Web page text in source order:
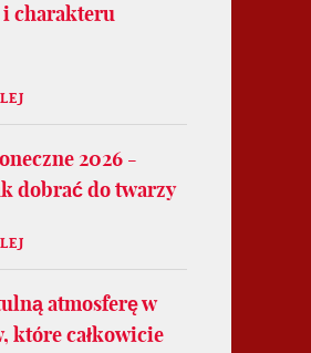
i charakteru
2026 -
dobrać do twarzy
atmosferę w
które całkowicie